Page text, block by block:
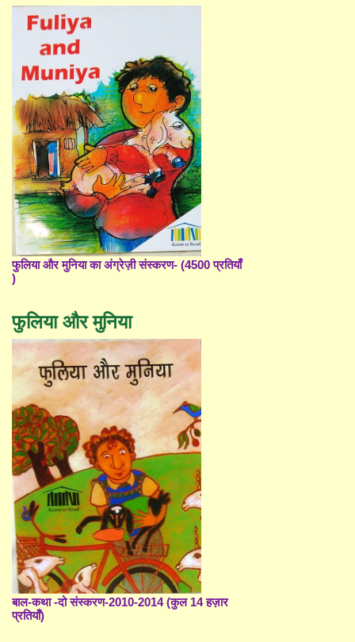
फुलिया और मुनिया का अंग्रेज़ी संस्करण- (4500 प्रतियाँ
)
फुलिया और मुनिया
बाल-कथा -दो संस्करण-2010-2014 (कुल 14 हज़ार
प्रतियाँ)